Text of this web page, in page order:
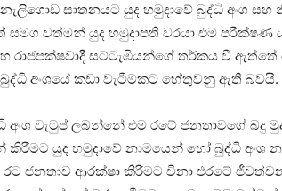
ඝාතනයට යුද හමුදාවේ බුද්ධි අංශ
සමග වත්මන් යුද හමුදාපති වරයා එම
රාජපක්ෂවාදී සට්ටැඹියන්ගේ තර්කය වී
බුද්ධි අංශයේ කඩා වැටීමකට හේතුවනු ඇති බවයි.
අංශ වැටුප් ලබන්නේ එම රටේ ජනතාවගේ බදු
කිරීමට යුද හමුදාවේ නාමයෙන් හෝ බුද්ධි අංශ
ජනතාව ආරක්ෂා කිරීමට විනා එරටේ